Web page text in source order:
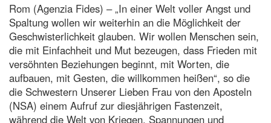
Rom (Agenzia Fides) – „In einer Welt voller Angst und
Spaltung wollen wir weiterhin an die Möglichkeit der
Geschwisterlichkeit glauben. Wir wollen Menschen sein,
die mit Einfachheit und Mut bezeugen, dass Frieden mit
versöhnten Beziehungen beginnt, mit Worten, die
aufbauen, mit Gesten, die willkommen heißen“, so die
die Schwestern Unserer Lieben Frau von den Aposteln
(NSA) einem Aufruf zur diesjährigen Fastenzeit,
während die Welt von Kriegen, Spannungen und